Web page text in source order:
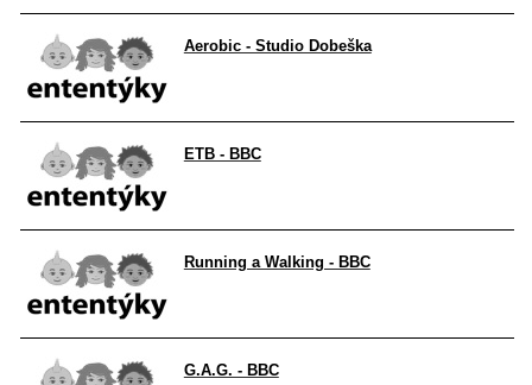
Aerobic - Studio Dobeška
ETB - BBC
Running a Walking - BBC
G.A.G. - BBC